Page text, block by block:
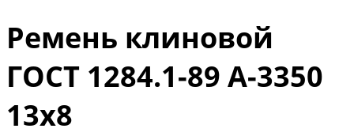
Ремень клиновой
ГОСТ 1284.1-89 А-3350
13x8